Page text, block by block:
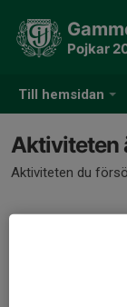
Till hemsidan
Pojkar
Aktiviteten
Aktiviteten du